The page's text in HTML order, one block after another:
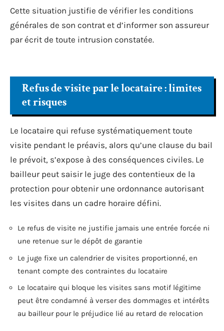
Cette situation justifie de vérifier les conditions
générales de son contrat et d’informer son assureur
par écrit de toute intrusion constatée.
Refus de visite par le locataire : limites
et risques
Le locataire qui refuse systématiquement toute
visite pendant le préavis, alors qu’une clause du bail
le prévoit, s’expose à des conséquences civiles. Le
bailleur peut saisir le juge des contentieux de la
protection pour obtenir une ordonnance autorisant
les visites dans un cadre horaire défini.
Le refus de visite ne justifie jamais une entrée forcée ni
une retenue sur le dépôt de garantie
Le juge fixe un calendrier de visites proportionné, en
tenant compte des contraintes du locataire
Le locataire qui bloque les visites sans motif légitime
peut être condamné à verser des dommages et intérêts
au bailleur pour le préjudice lié au retard de relocation